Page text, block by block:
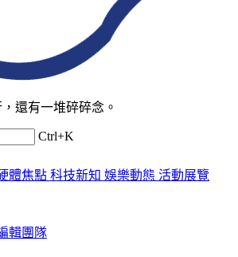
還有一堆碎碎念。
Ctrl+K
體焦點 科技新知 娛樂動態 活動展覽
輯團隊